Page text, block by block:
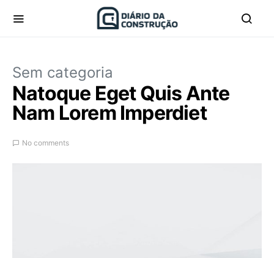
Sem categoria
Natoque Eget Quis Ante
Nam Lorem Imperdiet
No comments